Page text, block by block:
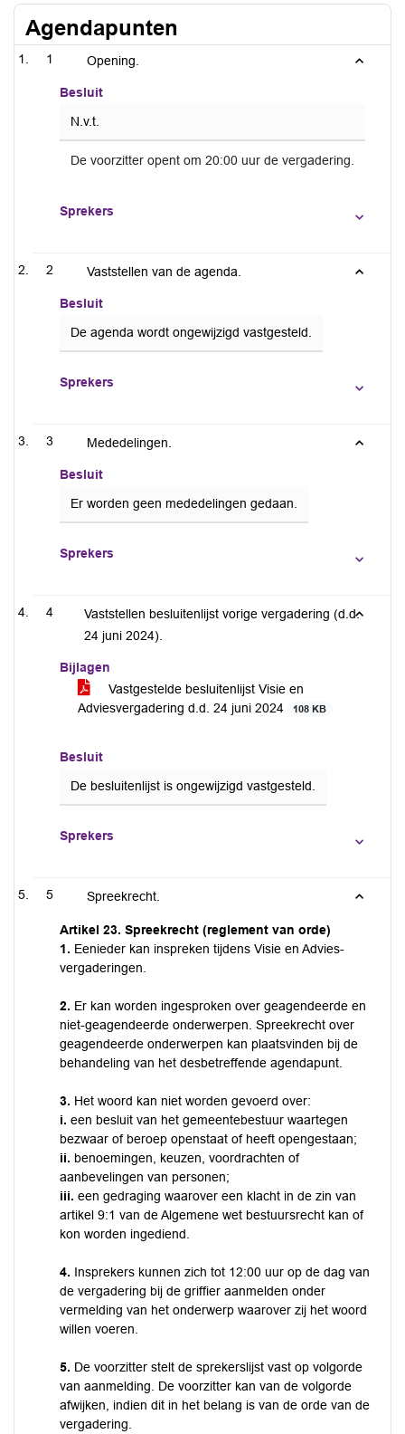
Agendapunten
1 Opening.
Besluit
N.v.t.
De voorzitter opent om 20:00 uur de vergadering.
Sprekers
2 Vaststellen van de agenda.
Besluit
De agenda wordt ongewijzigd vastgesteld.
Sprekers
3 Mededelingen.
Besluit
Er worden geen mededelingen gedaan.
Sprekers
4
Vaststellen besluitenlijst vorige vergadering (d.d.
24 juni 2024).
Bijlagen
Vastgestelde besluitenlijst Visie en
Adviesvergadering d.d. 24 juni 2024
108 KB
Besluit
De besluitenlijst is ongewijzigd vastgesteld.
Sprekers
5 Spreekrecht.
Artikel 23. Spreekrecht (reglement van orde)
1. Eenieder kan inspreken tijdens Visie en Advies-
vergaderingen.
2. Er kan worden ingesproken over geagendeerde en
niet-geagendeerde onderwerpen. Spreekrecht over
geagendeerde onderwerpen kan plaatsvinden bij de
behandeling van het desbetreffende agendapunt.
3. Het woord kan niet worden gevoerd over:
i. een besluit van het gemeentebestuur waartegen
bezwaar of beroep openstaat of heeft opengestaan;
ii. benoemingen, keuzen, voordrachten of
aanbevelingen van personen;
iii. een gedraging waarover een klacht in de zin van
artikel 9:1 van de Algemene wet bestuursrecht kan of
kon worden ingediend.
4. Insprekers kunnen zich tot 12:00 uur op de dag van
de vergadering bij de griffier aanmelden onder
vermelding van het onderwerp waarover zij het woord
willen voeren.
5. De voorzitter stelt de sprekerslijst vast op volgorde
van aanmelding. De voorzitter kan van de volgorde
afwijken, indien dit in het belang is van de orde van de
vergadering.